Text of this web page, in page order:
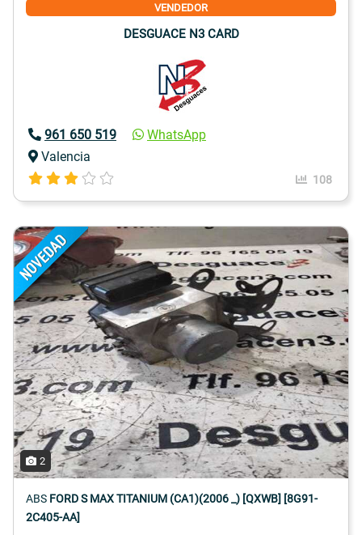
VENDEDOR
DESGUACE N3 CARD
961 650 519
WhatsApp
Valencia
108
2
ABS FORD S MAX TITANIUM (CA1)(2006 _) [QXWB] [8G91-
2C405-AA]